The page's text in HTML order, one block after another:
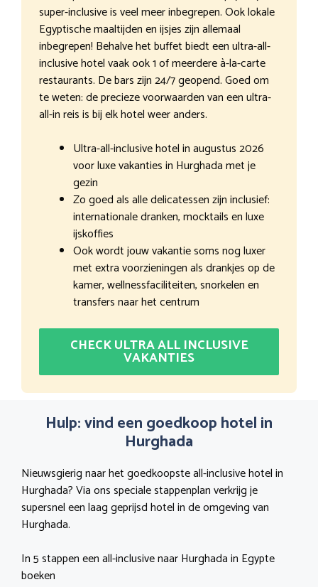
super-inclusive is veel meer inbegrepen. Ook lokale
Egyptische maaltijden en ijsjes zijn allemaal
inbegrepen! Behalve het buffet biedt een ultra-all-
inclusive hotel vaak ook 1 of meerdere à-la-carte
restaurants. De bars zijn 24/7 geopend. Goed om
te weten: de precieze voorwaarden van een ultra-
all-in reis is bij elk hotel weer anders.
Ultra-all-inclusive hotel in augustus 2026
voor luxe vakanties in Hurghada met je
gezin
Zo goed als alle delicatessen zijn inclusief:
internationale dranken, mocktails en luxe
ijskoffies
Ook wordt jouw vakantie soms nog luxer
met extra voorzieningen als drankjes op de
kamer, wellnessfaciliteiten, snorkelen en
transfers naar het centrum
CHECK ULTRA ALL INCLUSIVE
VAKANTIES
Hulp: vind een goedkoop hotel in
Hurghada
Nieuwsgierig naar het goedkoopste all-inclusive hotel in
Hurghada? Via ons speciale stappenplan verkrijg je
supersnel een laag geprijsd hotel in de omgeving van
Hurghada.
In 5 stappen een all-inclusive naar Hurghada in Egypte
boeken